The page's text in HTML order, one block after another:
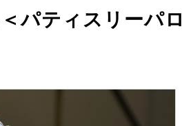
パティスリーパロ